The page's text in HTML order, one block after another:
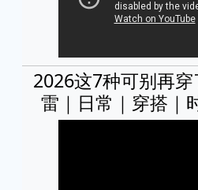
2026这7种可别再
雷｜日常｜穿搭｜